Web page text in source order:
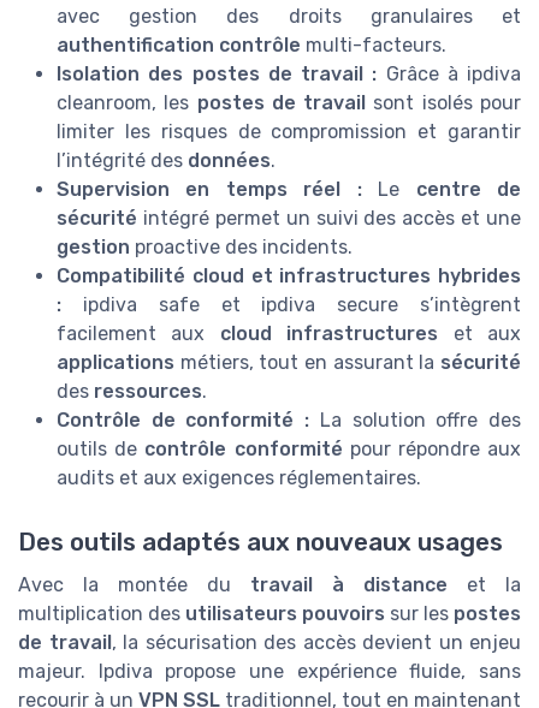
avec gestion des droits granulaires et
authentification contrôle multi-facteurs.
Isolation des postes de travail : Grâce à ipdiva
cleanroom, les postes de travail sont isolés pour
limiter les risques de compromission et garantir
l’intégrité des données.
Supervision en temps réel :Le centre de
sécurité intégré permet un suivi des accès et une
gestion proactive des incidents.
Compatibilité cloud et infrastructures hybrides
: ipdiva safe et ipdiva secure s’intègrent
facilement aux cloud infrastructures et aux
applications métiers, tout en assurant la sécurité
des ressources.
Contrôle de conformité : La solution offre des
outils de contrôle conformité pour répondre aux
audits et aux exigences réglementaires.
Des outils adaptés aux nouveaux usages
Avec la montée du travail à distance et la
multiplication des utilisateurs pouvoirs sur les postes
de travail, la sécurisation des accès devient un enjeu
majeur. Ipdiva propose une expérience fluide, sans
recourir à un VPN SSL traditionnel, tout en maintenant